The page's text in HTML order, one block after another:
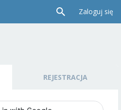
Zaloguj się
REJESTRACJA